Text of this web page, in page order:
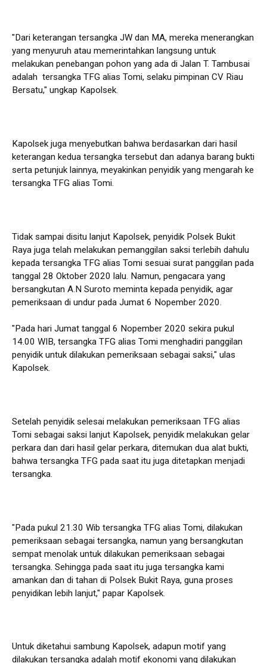
"Dari keterangan tersangka JW dan MA, mereka menerangkan
yang menyuruh atau memerintahkan langsung untuk
melakukan penebangan pohon yang ada di Jalan T. Tambusai
adalah tersangka TFG alias Tomi, selaku pimpinan CV Riau
Bersatu," ungkap Kapolsek.
Kapolsek juga menyebutkan bahwa berdasarkan dari hasil
keterangan kedua tersangka tersebut dan adanya barang bukti
serta petunjuk lainnya, meyakinkan penyidik yang mengarah ke
tersangka TFG alias Tomi.
Tidak sampai disitu lanjut Kapolsek, penyidik Polsek Bukit
Raya juga telah melakukan pemanggilan saksi terlebih dahulu
kepada tersangka TFG alias Tomi sesuai surat panggilan pada
tanggal 28 Oktober 2020 lalu. Namun, pengacara yang
bersangkutan A.N Suroto meminta kepada penyidik, agar
pemeriksaan di undur pada Jumat 6 Nopember 2020.
"Pada hari Jumat tanggal 6 Nopember 2020 sekira pukul
14.00 WIB, tersangka TFG alias Tomi menghadiri panggilan
penyidik untuk dilakukan pemeriksaan sebagai saksi," ulas
Kapolsek.
Setelah penyidik selesai melakukan pemeriksaan TFG alias
Tomi sebagai saksi lanjut Kapolsek, penyidik melakukan gelar
perkara dan dari hasil gelar perkara, ditemukan dua alat bukti,
bahwa tersangka TFG pada saat itu juga ditetapkan menjadi
tersangka.
"Pada pukul 21.30 Wib tersangka TFG alias Tomi, dilakukan
pemeriksaan sebagai tersangka, namun yang bersangkutan
sempat menolak untuk dilakukan pemeriksaan sebagai
tersangka. Sehingga pada saat itu juga tersangka kami
amankan dan di tahan di Polsek Bukit Raya, guna proses
penyidikan lebih lanjut," papar Kapolsek.
Untuk diketahui sambung Kapolsek, adapun motif yang
dilakukan tersangka adalah motif ekonomi yang dilakukan